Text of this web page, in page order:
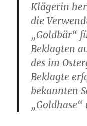
Klägerin
die
„Goldbär“
Beklagten
des im
Beklagte
bekannten